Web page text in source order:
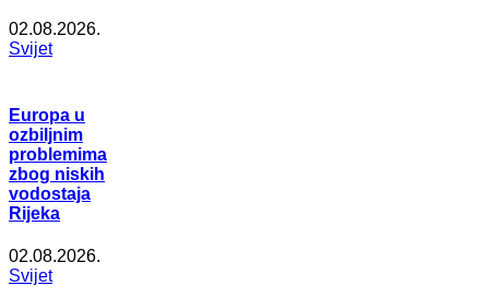
02.08.2026.
Svijet
Europa u
ozbiljnim
problemima
zbog niskih
vodostaja
Rijeka
02.08.2026.
Svijet